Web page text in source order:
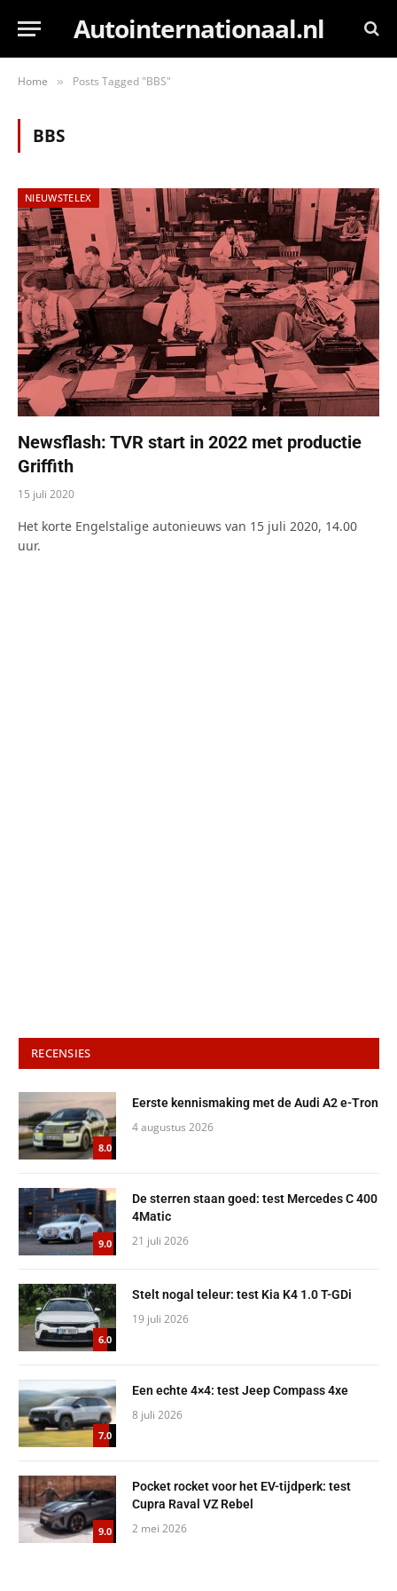
Autointernationaal.nl
Home » Posts Tagged "BBS"
BBS
NIEUWSTELEX
Newsflash: TVR start in 2022 met productie
Griffith
15 juli 2020
Het korte Engelstalige autonieuws van 15 juli 2020, 14.00
uur.
RECENSIES
8.0
Eerste kennismaking met de Audi A2 e-Tron
4 augustus 2026
9.0
De sterren staan goed: test Mercedes C 400
4Matic
21 juli 2026
6.0
Stelt nogal teleur: test Kia K4 1.0 T-GDi
19 juli 2026
7.0
Een echte 4×4: test Jeep Compass 4xe
8 juli 2026
9.0
Pocket rocket voor het EV-tijdperk: test
Cupra Raval VZ Rebel
2 mei 2026